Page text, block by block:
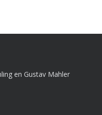
en Gustav Mahler